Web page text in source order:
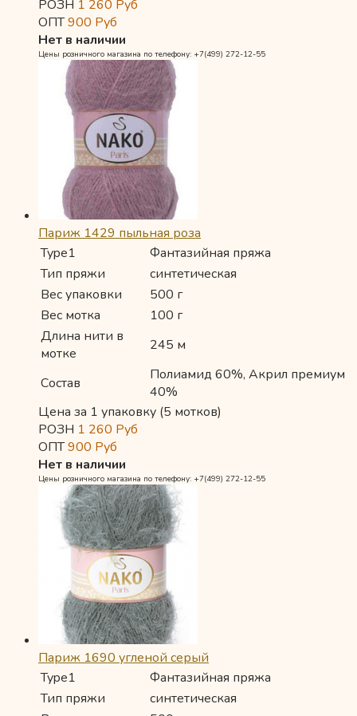
РОЗН 1 260 Руб
ОПТ900 Руб
Нет в наличии
Цены розничного магазина по телефону: +7(499) 272-12-55
Париж 1429 пыльная роза
Type1
Фантазийная пряжа
Тип пряжи
синтетическая
Вес упаковки
500 г
Вес мотка
100 г
Длина нити в
мотке
245 м
Состав
Полиамид 60%, Акрил премиум
40%
Цена за 1 упаковку (5 мотков)
РОЗН 1 260 Руб
ОПТ900 Руб
Нет в наличии
Цены розничного магазина по телефону: +7(499) 272-12-55
Париж 1690 угленой серый
Type1
Фантазийная пряжа
Тип пряжи
синтетическая